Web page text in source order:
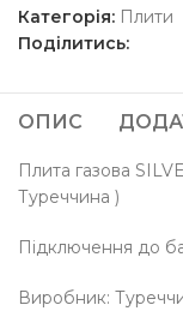
Категорія: Плити
Поділитись:
ОПИС
Плита газова
Туреччина )
Підключення до
Виробник: